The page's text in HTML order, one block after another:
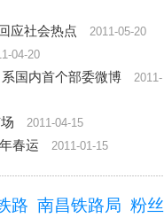
应社会热点
2011-05-20
04-20
国内首个部委微博 2011-
2011-04-15
春运 2011-01-15
路 南昌铁路局 粉